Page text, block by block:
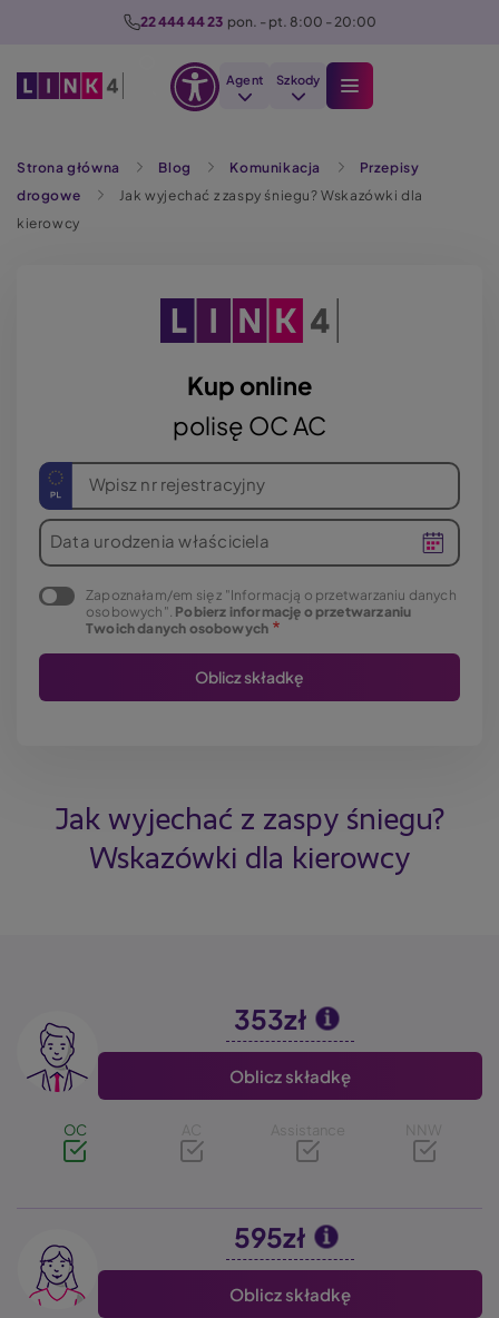
22 444 44 23 pon. - pt. 8:00 - 20:00
Agent Szkody
Strona główna Blog Komunikacja
Przepisy
drogowe
Jak wyjechać z zaspy śniegu? Wskazówki dla
kierowcy
Kup online
polisę OC AC
Wpisz nr rejestracyjny
Data urodzenia właściciela
Zapoznałam/em się z "Informacją o przetwarzaniu danych
osobowych". Pobierz informację o przetwarzaniu
Twoich danych osobowych
Jak wyjechać z zaspy śniegu?
Wskazówki dla kierowcy
Image 353zł
Oblicz składkę
OC AC Assistance NNW
Image 595zł
Oblicz składkę